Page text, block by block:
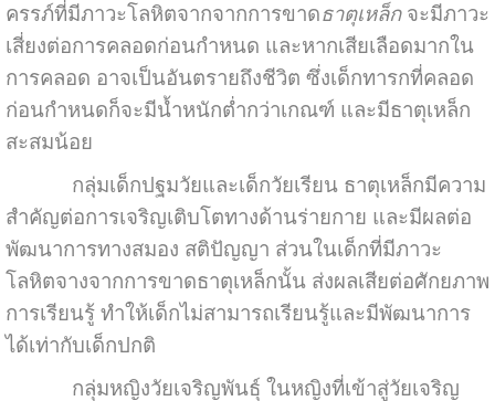
ครรภ์ที่มีภาวะโลหิตจากจากการขาดธาตุเหล็กจะมีภาวะ
เสี่ยงต่อการคลอดก่อนกำหนด และหากเสียเลือดมากใน
การคลอด อาจเป็นอันตรายถึงชีวิต ซึ่งเด็กทารกที่คลอด
ก่อนกำหนดก็จะมีน้ำหนักต่ำกว่าเกณฑ์ และมีธาตุเหล็ก
สะสมน้อย
กลุ่มเด็กปฐมวัยและเด็กวัยเรียน ธาตุเหล็กมีความ
สำคัญต่อการเจริญเติบโตทางด้านร่ายกาย และมีผลต่อ
พัฒนาการทางสมอง สติปัญญา ส่วนในเด็กที่มีภาวะ
โลหิตจางจากการขาดธาตุเหล็กนั้น ส่งผลเสียต่อศักยภาพ
การเรียนรู้ ทำให้เด็กไม่สามารถเรียนรู้และมีพัฒนาการ
ได้เท่ากับเด็กปกติ
กลุ่มหญิงวัยเจริญพันธุ์ ในหญิงที่เข้าสู่วัยเจริญ